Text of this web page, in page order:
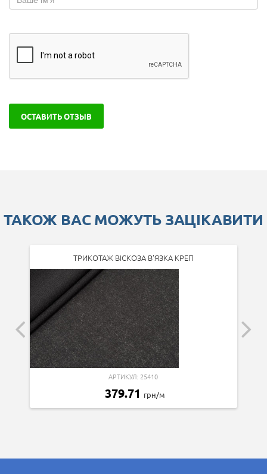
ОСТАВИТЬ ОТЗЫВ
ТАКОЖ ВАС МОЖУТЬ ЗАЦІКАВИТИ
ТРИКОТАЖ ВІСКОЗА В'ЯЗКА КРЕП
АРТИКУЛ: 25410
379.71 грн/м